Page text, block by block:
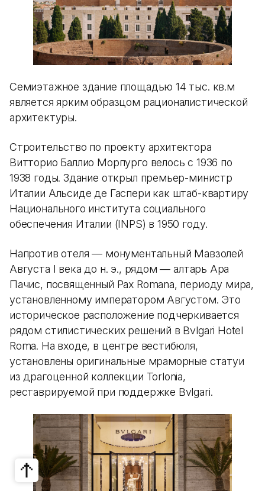
Семиэтажное здание площадью 14 тыс. кв.м
является ярким образцом рационалистической
архитектуры.
Строительство по проекту архитектора
Витторио Баллио Морпурго велось с 1936 по
1938 годы. Здание открыл премьер-министр
Италии Альсиде де Гаспери как штаб-квартиру
Национального института социального
обеспечения Италии (INPS) в 1950 году.
Напротив отеля — монументальный Мавзолей
Августа I века до н. э., рядом — алтарь Ара
Пачис, посвященный Pax Romana, периоду мира,
установленному императором Августом. Это
историческое расположение подчеркивается
рядом стилистических решений в Bvlgari Hotel
Roma. На входе, в центре вестибюля,
установлены оригинальные мраморные статуи
из драгоценной коллекции Torlonia,
реставрируемой при поддержке Bvlgari.